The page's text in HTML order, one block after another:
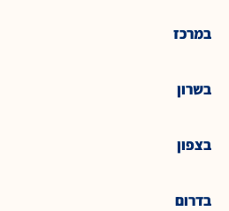
במרכז
בשרון
בצפון
בדרום